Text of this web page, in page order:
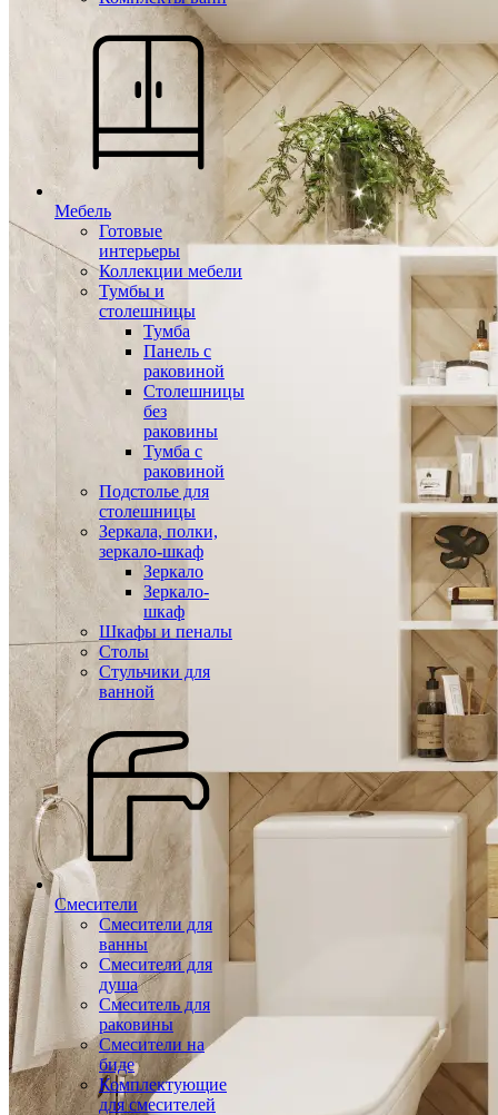
Мебель
Готовые
интерьеры
Коллекции мебели
Тумбы и
столешницы
Тумба
Панель с
раковиной
Столешницы
без
раковины
Тумба с
раковиной
Подстолье для
столешницы
Зеркала, полки,
зеркало-шкаф
Зеркало
Зеркало-
шкаф
Шкафы и пеналы
Столы
Стульчики для
ванной
Смесители
Смесители для
ванны
Смесители для
душа
Смеситель для
раковины
Смесители на
биде
Комплектующие
для смесителей